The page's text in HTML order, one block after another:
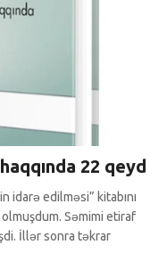
22 qeyd
idarə edilməsi” kitabını
Səmimi etiraf
İllər sonra təkrar